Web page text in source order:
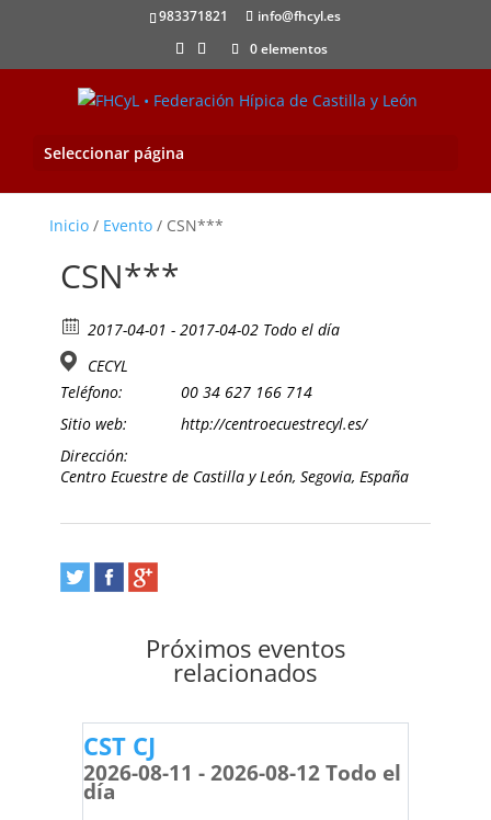
983371821
info@fhcyl.es
0 elementos
Seleccionar página
Inicio/ Evento/ CSN***
CSN***
2017-04-01 - 2017-04-02 Todo el día
CECYL
Teléfono:
00 34 627 166 714
Sitio web:
http://centroecuestrecyl.es/
Dirección:
Centro Ecuestre de Castilla y León, Segovia, España
Próximos eventos
relacionados
CST CJ
2026-08-11 - 2026-08-12 Todo el
día